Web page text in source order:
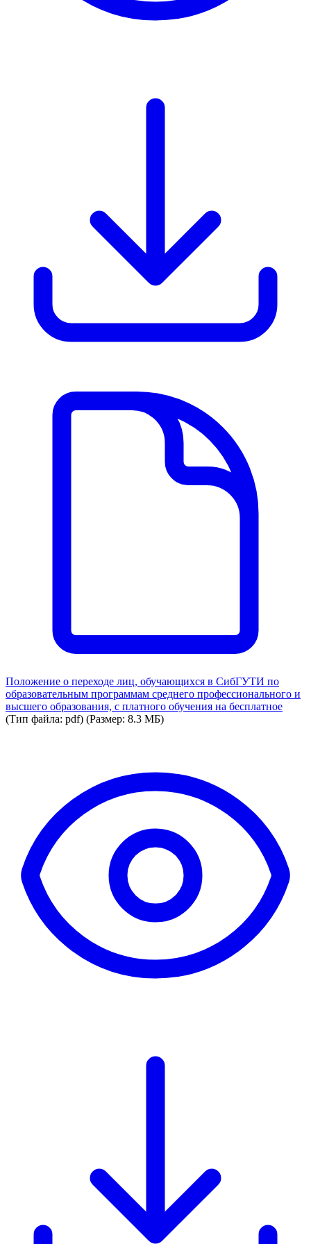
Положение о переходе лиц, обучающихся в СибГУТИ по
образовательным программам среднего профессионального и
высшего образования, с платного обучения на бесплатное
(Тип файла: pdf) (Размер: 8.3 МБ)